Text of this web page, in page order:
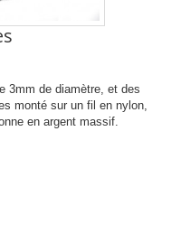
3mm de diamètre, et des
monté sur un fil en nylon,
en argent massif.